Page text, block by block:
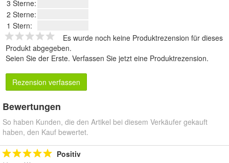
3 Sterne:
2 Sterne:
1 Stern:
Es wurde noch keine Produktrezension für dieses
Produkt abgegeben.
Seien Sie der Erste. Verfassen Sie jetzt eine Produktrezension.
Rezension verfassen
Bewertungen
So haben Kunden, die den Artikel bei diesem Verkäufer gekauft
haben, den Kauf bewertet.
Positiv